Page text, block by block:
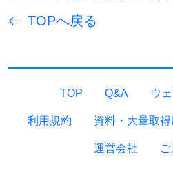
TOPへ戻る
TOP Q&A ウ
利用規約 資料・大量取
運営会社